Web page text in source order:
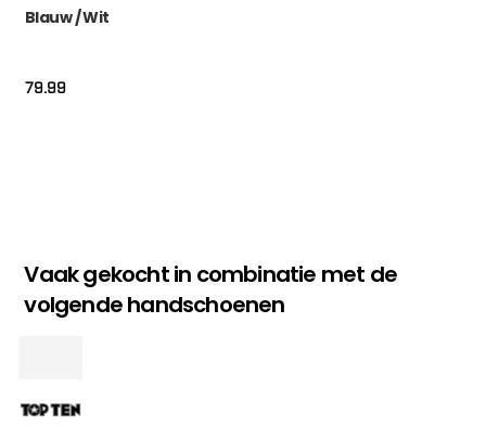
Blauw / Wit
79.99
Vaak gekocht in combinatie met de
volgende handschoenen